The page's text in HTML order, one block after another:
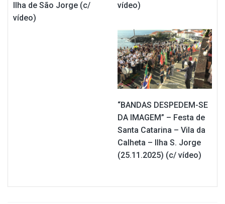
Ilha de São Jorge (c/
vídeo)
vídeo)
“BANDAS DESPEDEM-SE
DA IMAGEM” – Festa de
Santa Catarina – Vila da
Calheta – Ilha S. Jorge
(25.11.2025) (c/ vídeo)